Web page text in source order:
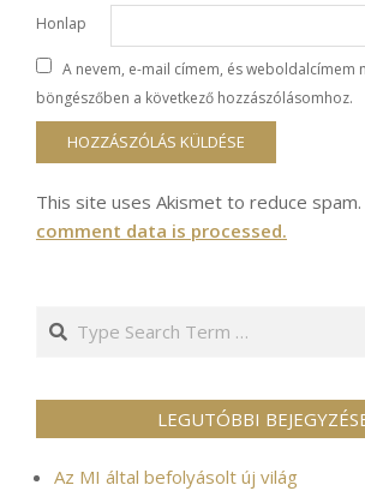
Honlap
A nevem, e-mail címem, és weboldalcímem
böngészőben a következő hozzászólásomhoz.
This site uses Akismet to reduce spam.
comment data is processed.
Search
LEGUTÓBBI
Az MI által befolyásolt új világ